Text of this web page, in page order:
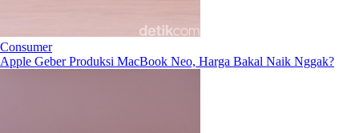
Consumer
Apple Geber Produksi MacBook Neo, Harga Bakal Naik Nggak?